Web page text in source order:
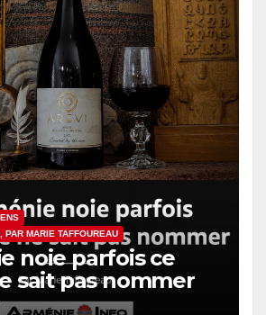
PAR MARIE TAFFOUREAU
noie parfois ce
sait pas nommer